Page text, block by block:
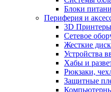
Блоки
Периферия и
3D Принтеры
Сетевое
Жесткие
Устройства
Хабы и
Рюкзаки,
Защитные